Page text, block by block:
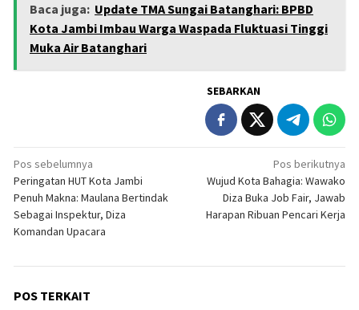
Baca juga: Update TMA Sungai Batanghari: BPBD
Kota Jambi Imbau Warga Waspada Fluktuasi Tinggi
Muka Air Batanghari
SEBARKAN
Navigasi
pos
Pos sebelumnya
Peringatan HUT Kota Jambi
Penuh Makna: Maulana Bertindak
Sebagai Inspektur, Diza
Komandan Upacara
Pos berikutnya
Wujud Kota Bahagia: Wawako
Diza Buka Job Fair, Jawab
Harapan Ribuan Pencari Kerja
POS TERKAIT